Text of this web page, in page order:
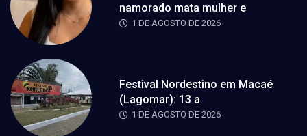
namorado mata mulher e
1 DE AGOSTO DE 2026
Festival Nordestino em Macaé
(Lagomar): 13 a
1 DE AGOSTO DE 2026